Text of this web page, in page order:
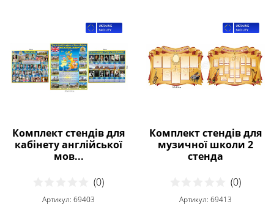
Комплект стендів для
кабінету англійської
мов...
(0)
Артикул: 69403
Комплект стендів для
музичної школи 2
стенда
(0)
Артикул: 69413